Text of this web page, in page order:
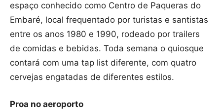
espaço conhecido como Centro de Paqueras do
Embaré, local frequentado por turistas e santistas
entre os anos 1980 e 1990, rodeado por trailers
de comidas e bebidas. Toda semana o quiosque
contará com uma tap list diferente, com quatro
cervejas engatadas de diferentes estilos.
Proa no aeroporto